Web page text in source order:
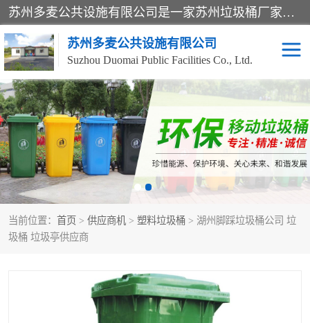
苏州多麦公共设施有限公司是一家苏州垃圾桶厂家，主营：塑料垃圾桶、分类果皮箱、户外园林椅、保安岗亭等产品厂家。全国统一热线电话：17105580222。公司组建完善的团队。设计人员，能根据客户要求，提供适合的设计方案，来满足客户的需求。
苏州多麦公共设施有限公司
Suzhou Duomai Public Facilities Co., Ltd.
当前位置： 首页 > 供应商机 > 塑料垃圾桶 > 湖州脚踩垃圾桶公司 垃
圾桶 垃圾亭供应商
办公室脚踩垃圾桶 保安岗亭
分类果皮箱 公园椅
垃圾分类房 塑料垃圾桶
防疫岗亭 吸烟岗亭